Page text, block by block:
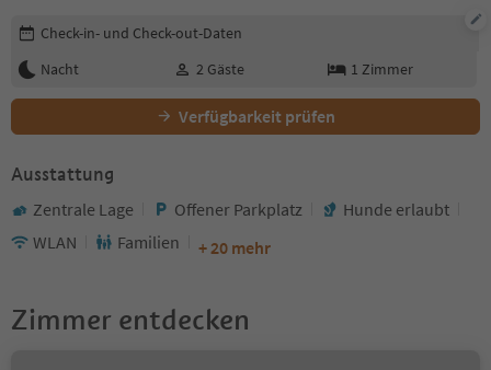
Buchungsdetails bearbeiten
Check-in- und Check-out-Daten
Nacht
2 Gäste 1 Zimmer
Verfügbarkeit prüfen
Ausstattung
Zentrale Lage Offener Parkplatz
Hunde erlaubt
WLAN
Familien + 20 mehr
Zimmer entdecken